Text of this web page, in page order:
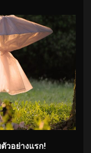
วอย่างแรก!